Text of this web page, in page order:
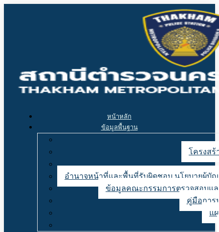
หน้าหลัก
ข้อมูลพื้นฐาน
โครงสร้
อำนาจหน้าที่และพื้นที่รับผิดชอบ นโยบายผู้บั
ข้อมูลคณะกรรมการตรวจสอบแล
คู่มือการ
แ